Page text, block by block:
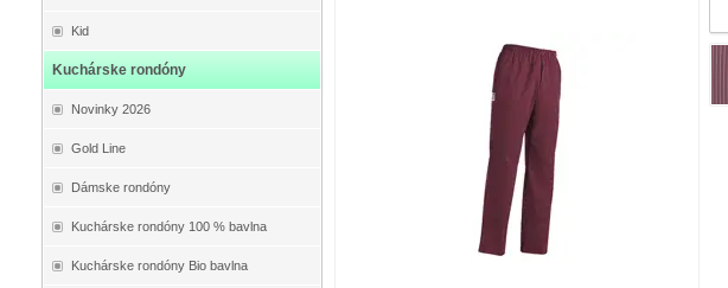
Kid
Kuchárske rondóny
Novinky 2026
Gold Line
Dámske rondóny
Kuchárske rondóny 100 % bavlna
Kuchárske rondóny Bio bavlna